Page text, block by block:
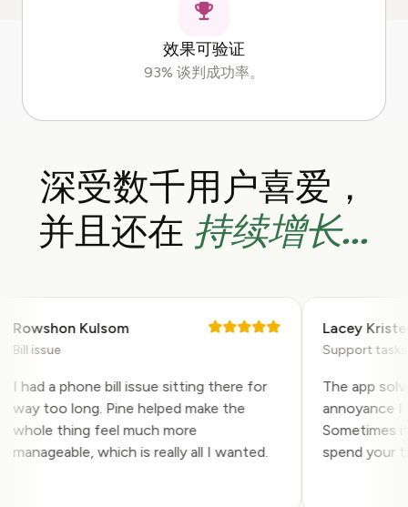
效果可验证
93% 谈判成功率。
深受数千用户喜爱，
并且还在 持续增长...
Kulsom
issue
a phone bill issue sitting there for
too long. Pine helped make the
thing feel much more
which is really all I wanted.
Lacey Kristen
Support tasks
The app
annoyance I
Sometimes it
spend your